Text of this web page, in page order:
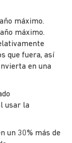
máximo.
máximo.
que fuera, así
en una
usar la
un 30% más de